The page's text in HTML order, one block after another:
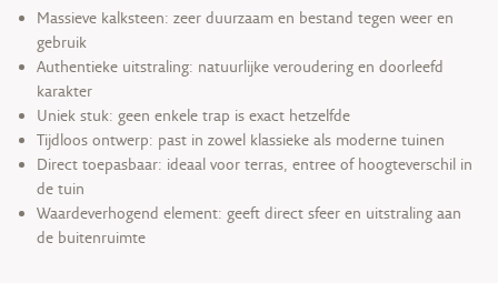
Massieve kalksteen: zeer duurzaam en bestand tegen weer en
gebruik
Authentieke uitstraling: natuurlijke veroudering en doorleefd
karakter
Uniek stuk: geen enkele trap is exact hetzelfde
Tijdloos ontwerp: past in zowel klassieke als moderne tuinen
Direct toepasbaar: ideaal voor terras, entree of hoogteverschil in
de tuin
Waardeverhogend element: geeft direct sfeer en uitstraling aan
de buitenruimte